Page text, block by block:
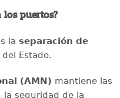
los puertos?
la separación de
Estado.
(AMN) mantiene las
la seguridad de la